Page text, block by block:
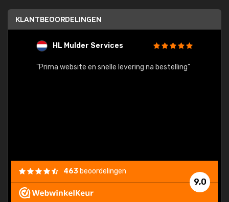
KLANTBEOORDELINGEN
HL Mulder Services
"Prima website en snelle levering na bestelling"
9,0
463 beoordelingen